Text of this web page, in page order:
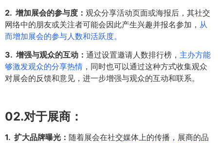
2. 增加展会的参与度： 观众分享活动页面或海报后，其社交
网络中的朋友或关注者可能会因此产生兴趣并报名参加， 从
而增加展会的参与人数和活跃度。
3. 增强与观众的互动： 通过设置邀请人数排行榜， 主办方能
够激发观众的分享热情 ，同时也可以通过这种方式收集观众
对展会的反馈和意见，进一步增强与观众的互动和联系。
02.对于展商：
1. 扩大品牌曝光： 随着展会在社交媒体上的传播，展商的品